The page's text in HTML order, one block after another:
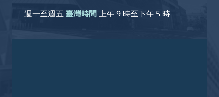
週一至週五臺灣時間上午 9 時至下午 5 時